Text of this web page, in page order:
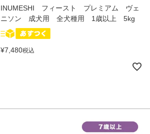
INUMESHI フィースト プレミアム ヴェ
ニソン 成犬用 全犬種用 1歳以上 5kg
¥7,480税込